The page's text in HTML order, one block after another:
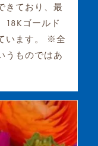
きており、最
18Kゴールド
います。 ※全
うものではあ